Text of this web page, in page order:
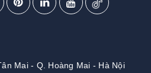
Mai - Q. Hoàng Mai - Hà Nội